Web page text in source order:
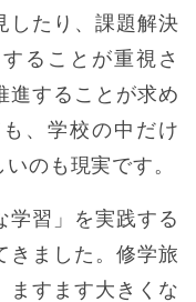
したり、課題解決
ることが重視さ
進することが求め
、学校の中だけ
のも現実です。
学習」を実践する
きました。修学旅
ますます大きくな